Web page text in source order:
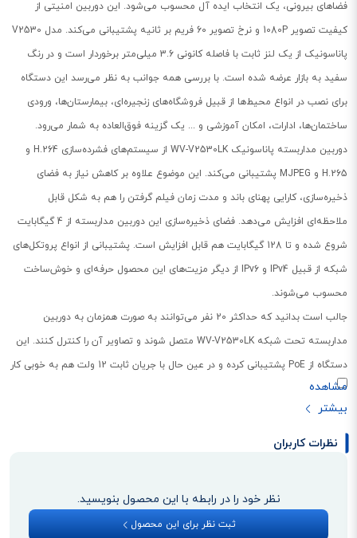
فضاهای بیرونی، یک انتخاب ایده آل محسوب می‌شود. این دوربین امنیتی از
کیفیت تصویر 1080P و نرخ تصویر 60 فریم بر ثانیه پشتیبانی می‌کند. مدل V2530
پاناسونیک از یک لنز ثابت با فاصله کانونی 3.6 میلی‌متر برخوردار است و در رنگ
سفید به بازار عرضه شده است. با بررسی همه جوانب به نظر می‌رسد این دستگاه
برای نصب در انواع محیط‌ها از قبیل فروشگاه‌های زنجیره‌ای، بیمارستان‌ها، ورودی
ساختمان‌ها، ادارات، امکان آموزشی و ... یک گزینه فوق‌العاده به شمار می‌رود.
دوربین مداربسته پاناسونیک WV-V2530LK از سیستم‌های فشرده‌سازی H.264 و
H.265 و MJPEG پشتیبانی می‌کند. این موضوع علاوه بر کاهش نیاز به فضای
ذخیره‌سازی، کارایی پهنای باند و مدت زمان فیلم گرفتن را هم به شکل قابل
ملاحظه‌ای افزایش می‌دهد. فضای ذخیره‌سازی این دوربین مداربسته از 4 گیگابایت
شروع شده و تا 128 گیگابایت هم قابل افزایش است. پشتیبانی از انواع پروتکل‌های
شبکه از قبیل IPv4 و IPv6 از دیگر مزیت‌های این محصول حرفه‌ای و خوش‌ساخت
محسوب می‌شوند.
جالب است بدانید که حداکثر 20 نفر می‌توانند به صورت همزمان به دوربین
مداربسته تحت شبکه WV-V2530LK متصل شوند و تصاویر آن را کنترل کنند. این
دستگاه از PoE پشتیبانی کرده و در عین حال با جریان ثابت 12 ولت هم به خوبی کار
می‌کند. در ادامه با ایده آل گستر همراه باشید تا به صورت تخصصی به بررسی این
دوربین مداربسته حرفه‌ای از شرکت پاناسونیک بپردازیم.
نظرات کاربران
نظر خود را در رابطه با این محصول بنویسید.
ثبت نظر برای این محصول